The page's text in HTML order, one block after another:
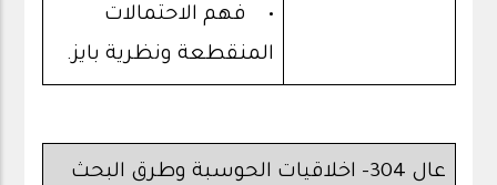
• فهم الاحتمالات
المنقطعة ونظرية بايز.
عال 304- اخلاقيات الحوسبة وطرق البحث